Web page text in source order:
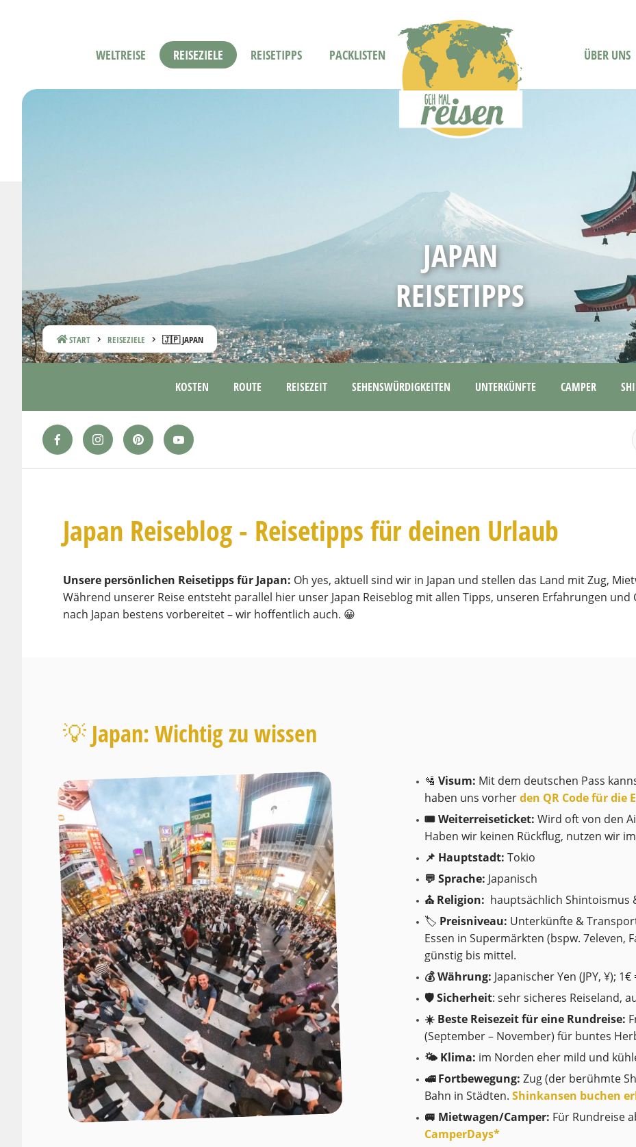
WELTREISE REISEZIELE REISETIPPS PACKLISTEN ÜBER UNS
JAPAN
REISETIPPS
START REISEZIELE 🇯🇵 JAPAN
KOSTEN ROUTE REISEZEIT SEHENSWÜRDIGKEITEN UNTERKÜNFTE CAMPER
Japan Reiseblog - Reisetipps für deinen Urlaub
Unsere persönlichen Reisetipps für Japan: Oh yes, aktuell sind wir in Japan und stellen das Land mit Zug,
Während unserer Reise entsteht parallel hier unser Japan Reiseblog mit allen Tipps, unseren Erfahrungen und
nach Japan bestens vorbereitet – wir hoffentlich auch. 😀
💡 Japan: Wichtig zu wissen
🛂 Visum: Mit dem deutschen Pass
haben uns vorherden QR Code für die
🎟️ Weiterreiseticket: Wird oft von den
Haben wir keinen Rückflug, nutzen wir
📌 Hauptstadt: Tokio
💬 Sprache: Japanisch
⛪️ Religion: hauptsächlich Shintoismus
🏷️ Preisniveau: Unterkünfte &
Essen in Supermärkten (bspw. 7eleven,
günstig bis mittel.
💰 Währung: Japanischer Yen (JPY, ¥); 1€
🛡️ Sicherheit: sehr sicheres Reiseland,
☀️ Beste Reisezeit für eine Rundreise:
(September – November) für buntes
🌤️ Klima: im Norden eher mild und
🚅 Fortbewegung: Zug (der berühmte
Bahn in Städten. Shinkansen buchen
🚐 Mietwagen/Camper: Für Rundreise
CamperDays*